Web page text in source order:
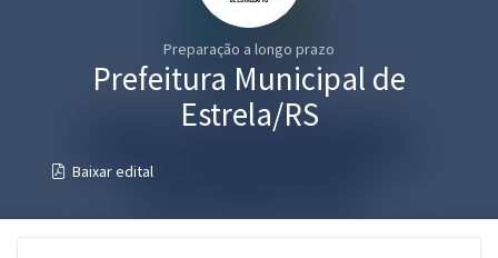
Preparação a longo prazo
Prefeitura Municipal de
Estrela/RS
Baixar edital